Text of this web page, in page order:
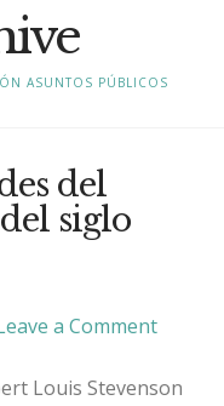
ASUNTOS PÚBLICOS
del
siglo
a Comment
Louis Stevenson